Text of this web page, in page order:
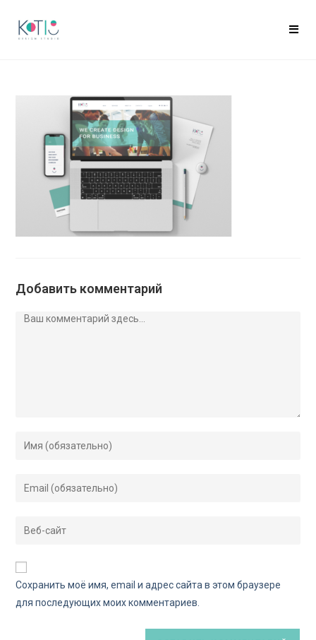
Добавить комментарий
Сохранить моё имя, email и адрес сайта в этом браузере
для последующих моих комментариев.